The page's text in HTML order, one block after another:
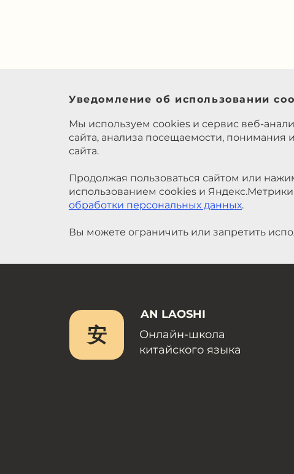
Уведомление об использовании
Мы используем cookies и сервис веб-
сайта, анализа посещаемости, понимания
сайта.
Продолжая пользоваться сайтом или
использованием cookies и Яндекс.Метрики
обработки персональных данных.
Вы можете ограничить или запретить
安
AN LAOSHI
Онлайн-школа
китайского языка